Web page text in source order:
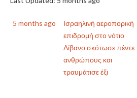
5 months ago
Ισραηλινή αεροπορική
επιδρομή στο νότιο
Λίβανο σκότωσε πέντε
ανθρώπους και
τραυμάτισε έξι